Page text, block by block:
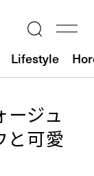
Lifestyle
ジュ
と可愛